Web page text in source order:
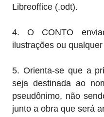
Libreoffice (.odt).
4. O CONTO
ilustrações ou
5. Orienta-se que a
seja destinada ao
pseudônimo, não
junto a obra que será